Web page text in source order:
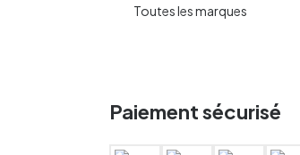
Toutes les marques
Paiement sécurisé